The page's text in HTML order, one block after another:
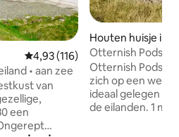
Gemiddelde beoordeling van
4,93 (116)
• aan zee
van
een
Houten huisje in
an an Iar
Otternish Pods,
Otternish Pods
zich op een
ideaal gelegen
de eilanden. 1
pod is open met